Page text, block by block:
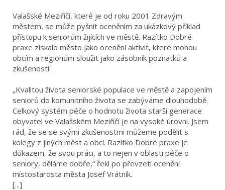
Valašské Meziříčí, které je od roku 2001 Zdravým
městem, se může pyšnit oceněním za ukázkový příklad
přístupu k seniorům žijících ve městě. Razítko Dobré
praxe získalo město jako ocenění aktivit, které mohou
obcím a regionům sloužit jako zásobník poznatků a
zkušeností.
„Kvalitou života seniorské populace ve městě a zapojením
seniorů do komunitního života se zabýváme dlouhodobě.
Celkový systém péče o hodnotu života starší generace
obyvatel ve Valašském Meziříčí je na vysoké úrovni. Jsem
rád, že se se svými zkušenostmi můžeme podělit s
kolegy z jiných měst a obcí. Razítko Dobré praxe je
důkazem, že svou práci, a to nejen v oblasti péče o
seniory, děláme dobře,“ řekl po převzetí ocenění
místostarosta města Josef Vrátník.
[...]